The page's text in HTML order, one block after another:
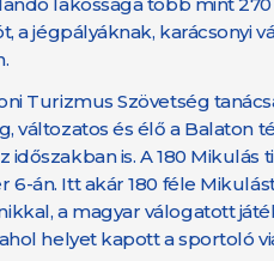
a jégpályáknak, karácsonyi
Turizmus Szövetség
változatos és élő a Balaton
időszakban is. A 180
án. Itt akár 180 féle
a magyar válogatott
helyet kapott a sportoló